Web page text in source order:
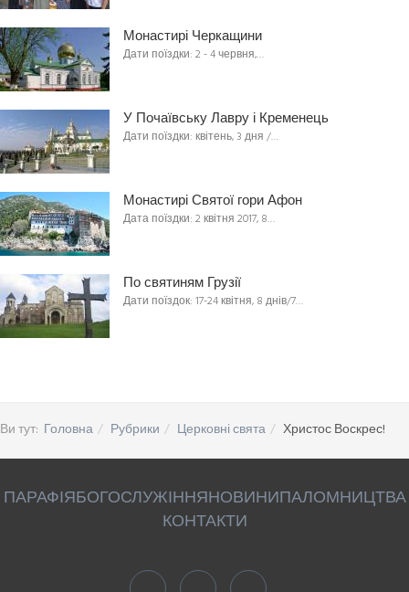
Монастирі Черкащини
Дати поїздки: 2 - 4 червня,…
У Почаївську Лавру і Кременець
Дати поїздки: квітень, 3 дня /…
Монастирі Святої гори Афон
Дата поїздки: 2 квітня 2017, 8…
По святиням Грузії
Дати поїздок: 17-24 квітня, 8 днів/7…
Ви тут: Головна Рубрики Церковні свята Христос Воскрес!
ПАРАФІЯБОГОСЛУЖІННЯНОВИНИПАЛОМНИЦТВА
КОНТАКТИ